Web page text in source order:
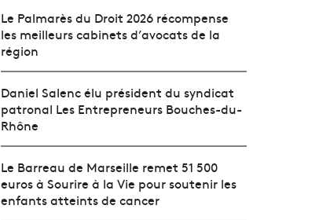
Le Palmarès du Droit 2026 récompense
les meilleurs cabinets d’avocats de la
région
Daniel Salenc élu président du syndicat
patronal Les Entrepreneurs Bouches-du-
Rhône
Le Barreau de Marseille remet 51 500
euros à Sourire à la Vie pour soutenir les
enfants atteints de cancer